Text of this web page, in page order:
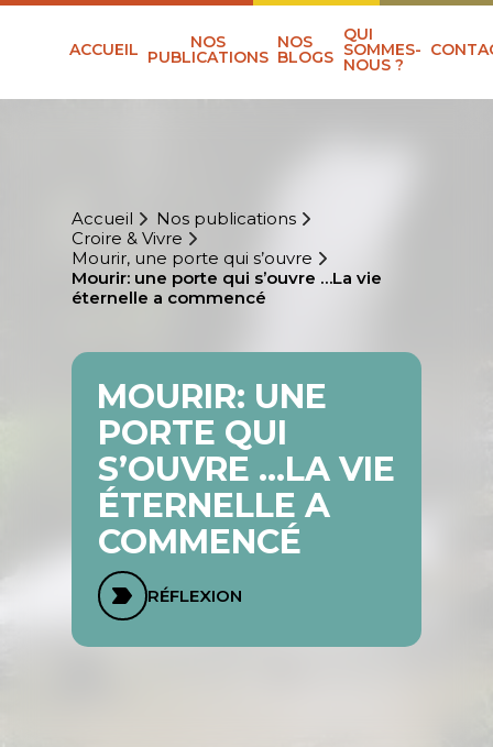
ACCUEIL NOS
PUBLICATIONS
NOS
BLOGS
QUI
SOMMES-
NOUS ?
Accueil
Nos publications
Croire & Vivre
Mourir, une porte qui s’ouvre
Mourir: une porte qui s’ouvre …La vie
éternelle a commencé
MOURIR: UNE
PORTE QUI
S’OUVRE …LA VIE
ÉTERNELLE A
COMMENCÉ
RÉFLEXION